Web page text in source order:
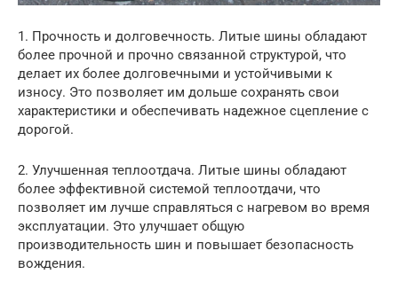
1. Прочность и долговечность. Литые шины обладают
более прочной и прочно связанной структурой, что
делает их более долговечными и устойчивыми к
износу. Это позволяет им дольше сохранять свои
характеристики и обеспечивать надежное сцепление с
дорогой.
2. Улучшенная теплоотдача. Литые шины обладают
более эффективной системой теплоотдачи, что
позволяет им лучше справляться с нагревом во время
эксплуатации. Это улучшает общую
производительность шин и повышает безопасность
вождения.